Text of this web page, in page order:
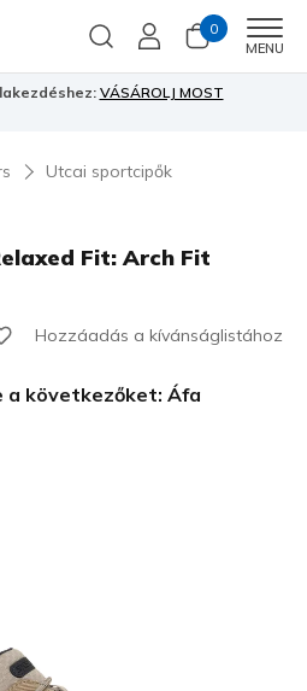
0
MENU
tagoknakCsatlakozz most
Utcai sportcipők
Fit: Arch Fit
Hozzáadás a kívánságlistához
a következőket: Áfa